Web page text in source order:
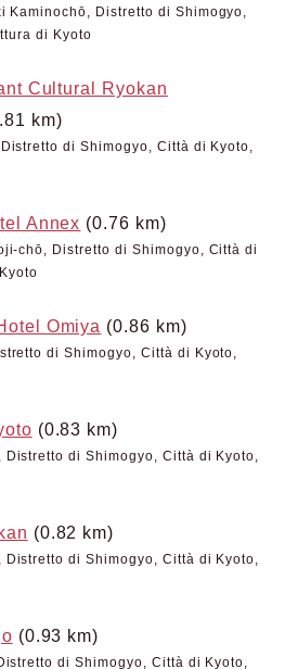
Kaminochō, Distretto di Shimogyo,
di Kyoto
Cultural Ryokan
km)
di Shimogyo, Città di Kyoto,
Annex (0.76 km)
chō, Distretto di Shimogyo, Città di
Omiya (0.86 km)
di Shimogyo, Città di Kyoto,
(0.83 km)
di Shimogyo, Città di Kyoto,
(0.82 km)
di Shimogyo, Città di Kyoto,
(0.93 km)
di Shimogyo, Città di Kyoto,